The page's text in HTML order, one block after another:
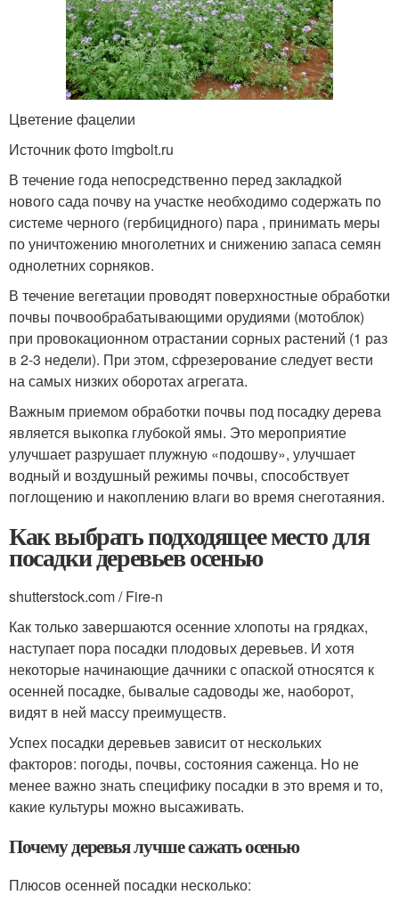
Цветение фацелии
Источник фото imgbolt.ru
В течение года непосредственно перед закладкой
нового сада почву на участке необходимо содержать по
системе черного (гербицидного) пара , принимать меры
по уничтожению многолетних и снижению запаса семян
однолетних сорняков.
В течение вегетации проводят поверхностные обработки
почвы почвообрабатывающими орудиями (мотоблок)
при провокационном отрастании сорных растений (1 раз
в 2-3 недели). При этом, сфрезерование следует вести
на самых низких оборотах агрегата.
Важным приемом обработки почвы под посадку дерева
является выкопка глубокой ямы. Это мероприятие
улучшает разрушает плужную «подошву», улучшает
водный и воздушный режимы почвы, способствует
поглощению и накоплению влаги во время снеготаяния.
Как выбрать подходящее место для
посадки деревьев осенью
shutterstock.com / Fire-n
Как только завершаются осенние хлопоты на грядках,
наступает пора посадки плодовых деревьев. И хотя
некоторые начинающие дачники с опаской относятся к
осенней посадке, бывалые садоводы же, наоборот,
видят в ней массу преимуществ.
Успех посадки деревьев зависит от нескольких
факторов: погоды, почвы, состояния саженца. Но не
менее важно знать специфику посадки в это время и то,
какие культуры можно высаживать.
Почему деревья лучше сажать осенью
Плюсов осенней посадки несколько: